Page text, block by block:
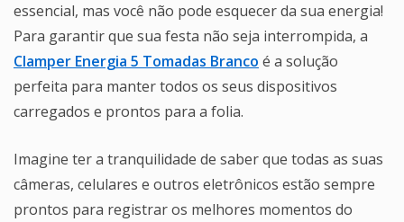
essencial, mas você não pode esquecer da sua energia!
Para garantir que sua festa não seja interrompida, a
Clamper Energia 5 Tomadas Branco é a solução
perfeita para manter todos os seus dispositivos
carregados e prontos para a folia.
Imagine ter a tranquilidade de saber que todas as suas
câmeras, celulares e outros eletrônicos estão sempre
prontos para registrar os melhores momentos do